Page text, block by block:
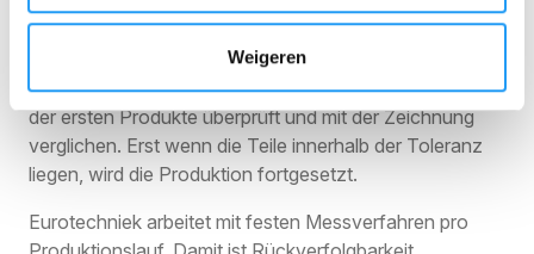
Weigeren
Erste Artikelinspektionen nach dem Start eines
Produktionslaufs sind Standard. Dabei werden die
Abmessungen, das Gewicht und die visuelle Qualität
der ersten Produkte überprüft und mit der Zeichnung
verglichen. Erst wenn die Teile innerhalb der Toleranz
liegen, wird die Produktion fortgesetzt.
Eurotechniek arbeitet mit festen Messverfahren pro